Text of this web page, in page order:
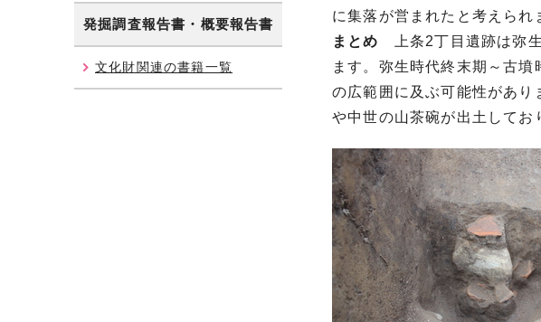
に集落が営まれたと考えられ
まとめ 上条2丁目遺跡は弥
ます。弥生時代終末期～古
の広範囲に及ぶ可能性があ
や中世の山茶碗が出土してお
発掘調査報告書・概要報告書
文化財関連の書籍一覧